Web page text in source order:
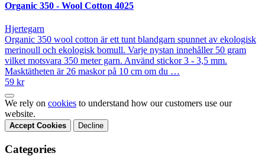
Organic 350 - Wool Cotton 4025
Hjertegarn
Organic 350 wool cotton är ett tunt blandgarn spunnet av ekologisk
merinoull och ekologisk bomull. Varje nystan innehåller 50 gram
vilket motsvara 350 meter garn. Använd stickor 3 - 3,5 mm.
Masktätheten är 26 maskor på 10 cm om du …
59 kr
We rely on cookies to understand how our customers use our
website.
Accept Cookies Decline
Categories